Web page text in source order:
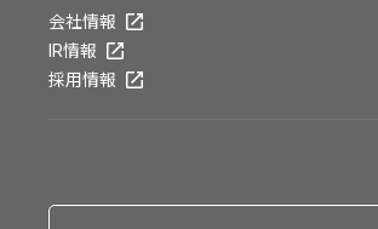
会社情報
IR情報
採用情報